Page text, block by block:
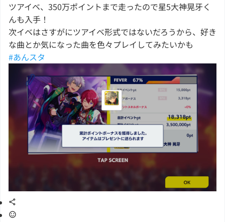
ツアイベ、350万ポイントまで走ったので星5大神晃牙く
んも入手！
次イベはさすがにツアイベ形式ではないだろうから、好き
な曲とか気になった曲を色々プレイしてみたいかも
#あんスタ